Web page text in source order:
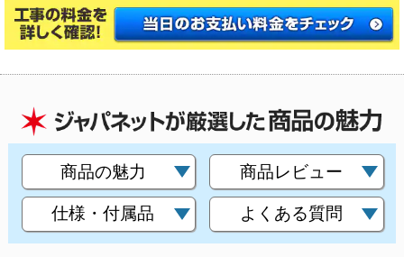
商品の魅力 商品レビュー
仕様・付属品 よくある質問